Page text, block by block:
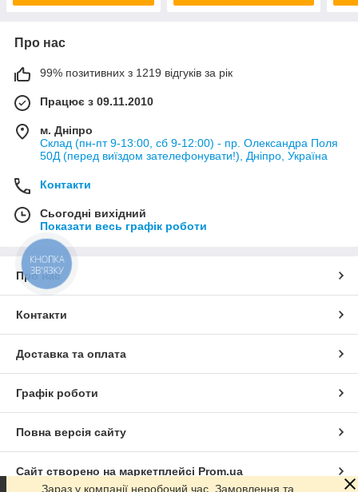
Про нас
99% позитивних з 1219 відгуків за рік
Працює з 09.11.2010
м. Дніпро
Склад (пн-пт 9-13:00, сб 9-12:00) - пр. Олександра Поля
50Д (перед виїздом зателефонувати!), Дніпро, Україна
Контакти
Сьогодні вихідний
Показати весь графік роботи
Про нас
Контакти
Доставка та оплата
Графік роботи
Повна версія сайту
Сайт створено на маркетплейсі Prom.ua
Зараз у компанії неробочий час. Замовлення та
КНОПКА
ЗВ'ЯЗКУ